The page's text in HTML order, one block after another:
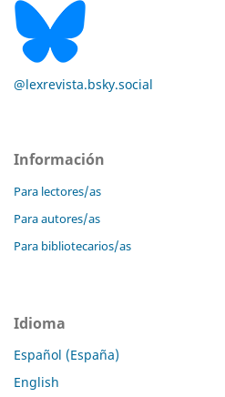
@lexrevista.bsky.social
Información
Para lectores/as
Para autores/as
Para bibliotecarios/as
Idioma
Español (España)
English